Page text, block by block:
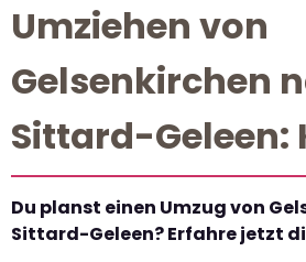
Umziehen von
Gelsenkirchen
Sittard-Geleen:
Du planst einen Umzug von
Sittard-Geleen? Erfahre jetzt